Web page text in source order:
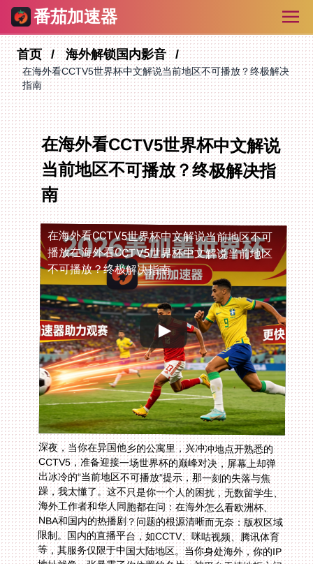
番茄加速器
首页 海外解锁国内影音
在海外看CCTV5世界杯中文解说当前地区不可播放？终极解决
指南
在海外看CCTV5世界杯中文解说
当前地区不可播放？终极解决指
南
在海外看CCTV5世界杯中文解说当前地区不可
播放在海外看CCTV5世界杯中文解说当前地区
不可播放？终极解决指南
深夜，当你在异国他乡的公寓里，兴冲冲地点开熟悉的
CCTV5，准备迎接一场世界杯的巅峰对决，屏幕上却弹
出冰冷的“当前地区不可播放”提示，那一刻的失落与焦
躁，我太懂了。这不只是你一个人的困扰，无数留学生、
海外工作者和华人同胞都在问：在海外怎么看欧洲杯、
NBA和国内的热播剧？问题的根源清晰而无奈：版权区域
限制。国内的直播平台，如CCTV、咪咕视频、腾讯体育
等，其服务仅限于中国大陆地区。当你身处海外，你的IP
地址就像一张暴露了你位置的名片，被平台无情地拒之门
外。但别急，这篇文章就是为你准备的行动手册。我们将
一步步拆解，如何通过一个可靠的工具——回国加速器，
绕过这堵无形的墙，重新拥抱那份带着乡音的热血与激